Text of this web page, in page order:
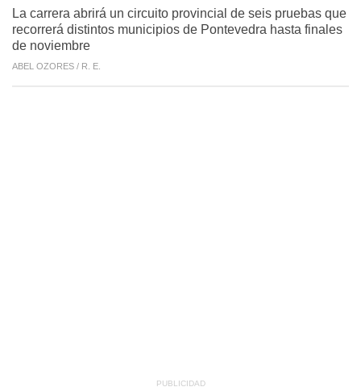
La carrera abrirá un circuito provincial de seis pruebas que
recorrerá distintos municipios de Pontevedra hasta finales
de noviembre
ABEL OZORES / R. E.